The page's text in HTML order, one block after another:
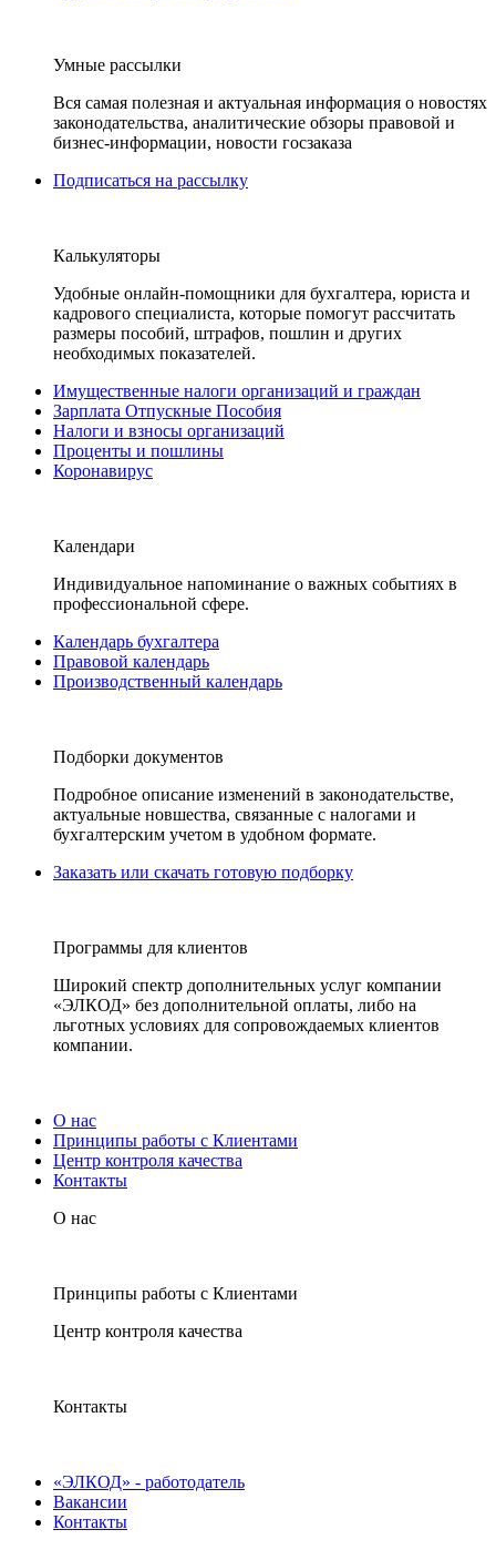
Умные рассылки
Вся самая полезная и актуальная информация о новостях
законодательства, аналитические обзоры правовой и
бизнес-информации, новости госзаказа
Подписаться на рассылку
Калькуляторы
Удобные онлайн-помощники для бухгалтера, юриста и
кадрового специалиста, которые помогут рассчитать
размеры пособий, штрафов, пошлин и других
необходимых показателей.
Имущественные налоги организаций и граждан
Зарплата Отпускные Пособия
Налоги и взносы организаций
Проценты и пошлины
Коронавирус
Календари
Индивидуальное напоминание о важных событиях в
профессиональной сфере.
Календарь бухгалтера
Правовой календарь
Производственный календарь
Подборки документов
Подробное описание изменений в законодательстве,
актуальные новшества, связанные с налогами и
бухгалтерским учетом в удобном формате.
Заказать или скачать готовую подборку
Программы для клиентов
Широкий спектр дополнительных услуг компании
«ЭЛКОД» без дополнительной оплаты, либо на
льготных условиях для сопровождаемых клиентов
компании.
О нас
Принципы работы с Клиентами
Центр контроля качества
Контакты
О нас
Принципы работы с Клиентами
Центр контроля качества
Контакты
«ЭЛКОД» - работодатель
Вакансии
Контакты